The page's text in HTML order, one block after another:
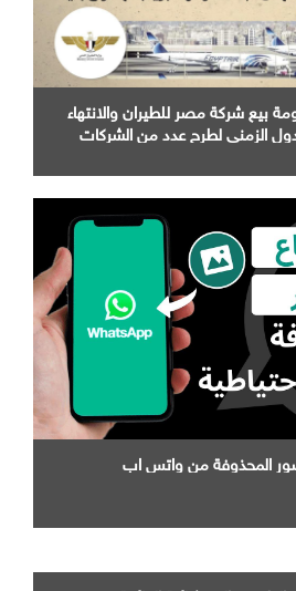
بيع شركة مصر للطيران والانتهاء
الزمني لطرح عدد من الشركات
المحذوفة من واتس اب